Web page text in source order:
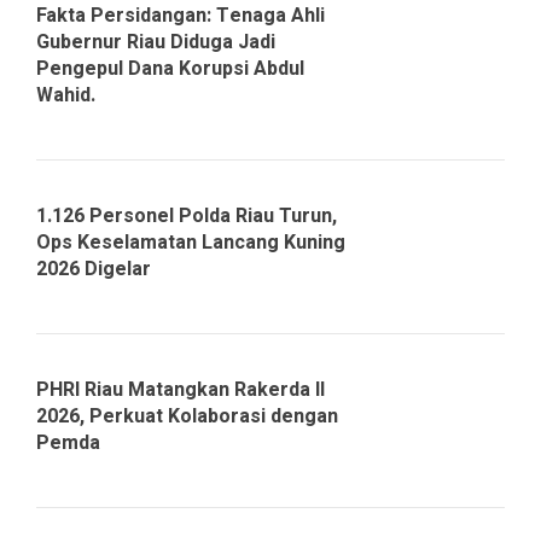
Fakta Persidangan: Tenaga Ahli
Gubernur Riau Diduga Jadi
Pengepul Dana Korupsi Abdul
Wahid.
1.126 Personel Polda Riau Turun,
Ops Keselamatan Lancang Kuning
2026 Digelar
PHRI Riau Matangkan Rakerda II
2026, Perkuat Kolaborasi dengan
Pemda